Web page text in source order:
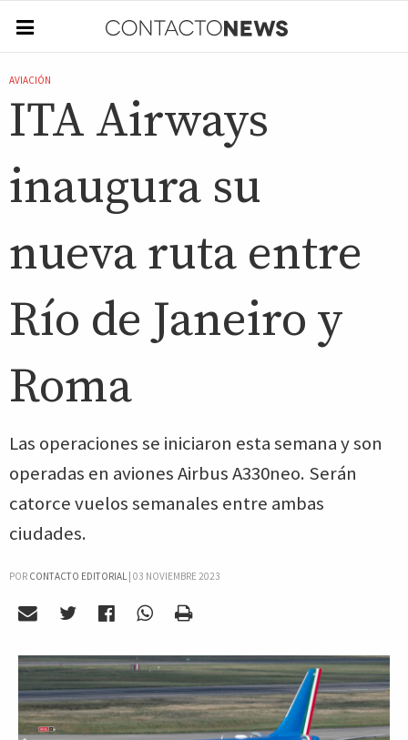
AVIACIÓN
ITA Airways
inaugura su
nueva ruta entre
Río de Janeiro y
Roma
Las operaciones se iniciaron esta semana y son
operadas en aviones Airbus A330neo. Serán
catorce vuelos semanales entre ambas
ciudades.
POR CONTACTO EDITORIAL| 03 NOVIEMBRE 2023